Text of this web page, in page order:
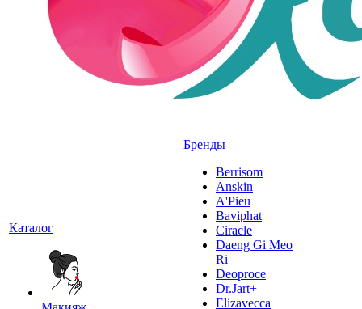
Каталог
Бренды
Berrisom
Anskin
A'Pieu
Baviphat
Ciracle
Daeng Gi Meo
Ri
Deoproce
Dr.Jart+
Elizavecca